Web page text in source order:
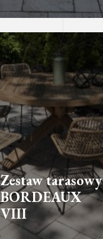
Zestaw tarasowy
BORDEAUX
VIII